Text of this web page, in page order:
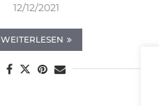
12/12/2021
WEITERLESEN